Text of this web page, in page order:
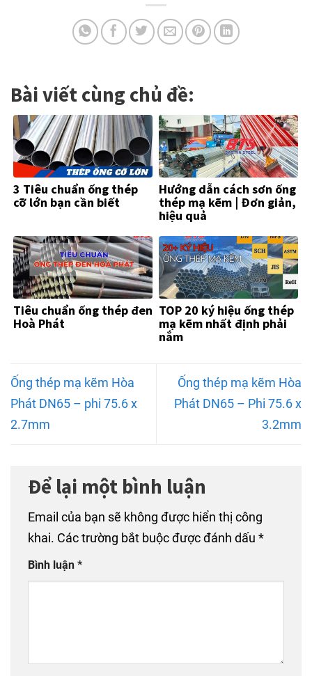
Bài viết cùng chủ đề:
3 Tiêu chuẩn ống thép
cỡ lớn bạn cần biết
Hướng dẫn cách sơn ống
thép mạ kẽm | Đơn giản,
hiệu quả
Tiêu chuẩn ống thép đen
Hoà Phát
TOP 20 ký hiệu ống thép
mạ kẽm nhất định phải
nắm
Ống thép mạ kẽm Hòa
Phát DN65 – phi 75.6 x
2.7mm
Ống thép mạ kẽm Hòa
Phát DN65 – Phi 75.6 x
3.2mm
Để lại một bình luận
Email của bạn sẽ không được hiển thị công
khai. Các trường bắt buộc được đánh dấu *
Bình luận *